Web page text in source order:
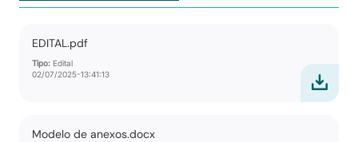
EDITAL.pdf
Tipo: Edital
02/07/2025-13:41:13
Modelo de anexos.docx